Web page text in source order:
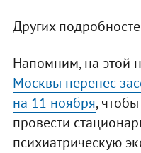
Других
Напомним, на этой
Москвы перенес
на 11 ноября,
провести
психиатрическую